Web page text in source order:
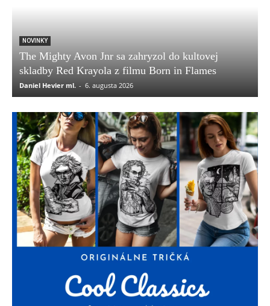
NOVINKY
The Mighty Avon Jnr sa zahryzol do kultovej
skladby Red Krayola z filmu Born in Flames
Daniel Hevier ml. - 6. augusta 2026